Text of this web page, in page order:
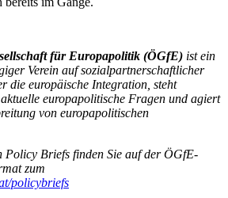
für Europapolitik (ÖGfE) ist ein
Verein auf sozialpartnerschaftlicher
die europäische Integration, steht
europapolitische Fragen und agiert
von europapolitischen
Policy Briefs finden Sie auf der ÖGfE-
zum
policybriefs